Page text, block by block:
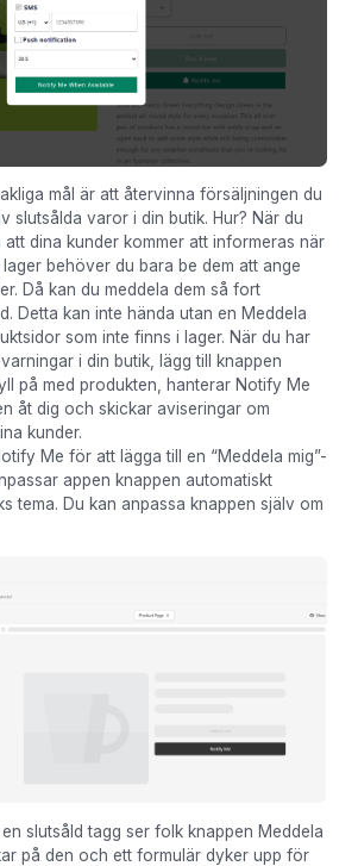
mål är att återvinna försäljningen du
slutsålda varor i din butik. Hur? När du
dina kunder kommer att informeras när
behöver du bara be dem att ange
Då kan du meddela dem så fort
Detta kan inte hända utan en Meddela
som inte finns i lager. När du har
i din butik, lägg till knappen
på med produkten, hanterar Notify Me
åt dig och skickar aviseringar om
kunder.
Me för att lägga till en “Meddela mig”-
appen knappen automatiskt
tema. Du kan anpassa knappen själv om
slutsåld tagg ser folk knappen Meddela
på den och ett formulär dyker upp för